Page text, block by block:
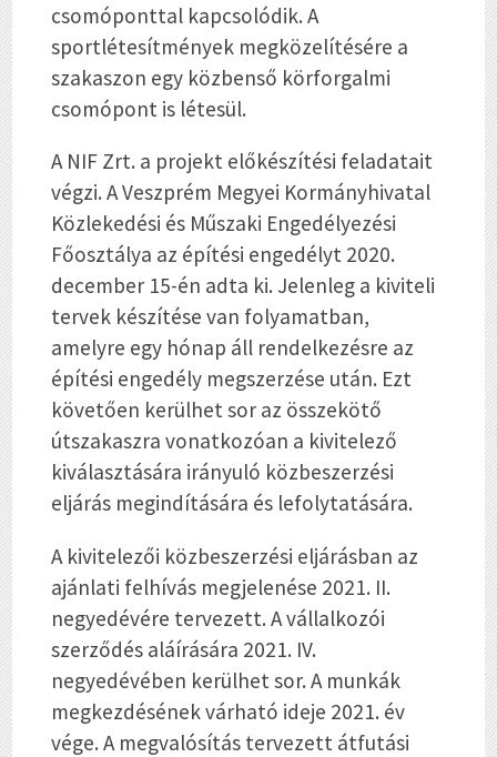
csomóponttal kapcsolódik. A
sportlétesítmények megközelítésére a
szakaszon egy közbenső körforgalmi
csomópont is létesül.
A NIF Zrt. a projekt előkészítési feladatait
végzi. A Veszprém Megyei Kormányhivatal
Közlekedési és Műszaki Engedélyezési
Főosztálya az építési engedélyt 2020.
december 15-én adta ki. Jelenleg a kiviteli
tervek készítése van folyamatban,
amelyre egy hónap áll rendelkezésre az
építési engedély megszerzése után. Ezt
követően kerülhet sor az összekötő
útszakaszra vonatkozóan a kivitelező
kiválasztására irányuló közbeszerzési
eljárás megindítására és lefolytatására.
A kivitelezői közbeszerzési eljárásban az
ajánlati felhívás megjelenése 2021. II.
negyedévére tervezett. A vállalkozói
szerződés aláírására 2021. IV.
negyedévében kerülhet sor. A munkák
megkezdésének várható ideje 2021. év
vége. A megvalósítás tervezett átfutási